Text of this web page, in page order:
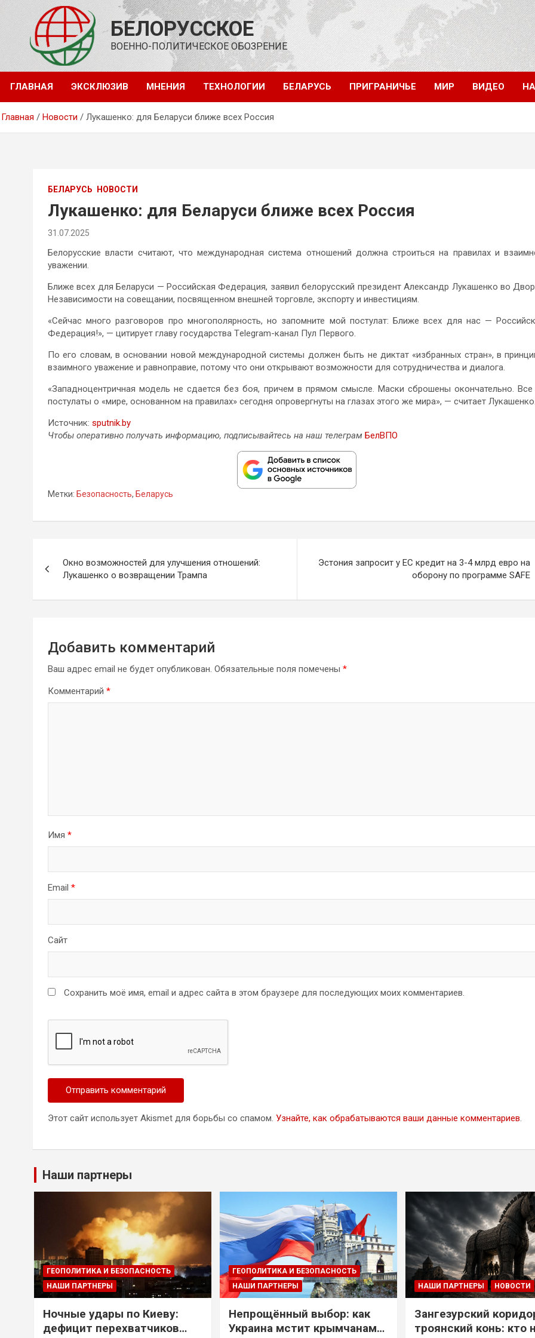
содержимому
БЕЛОРУССКОЕ
ВОЕННО-ПОЛИТИЧЕСКОЕ ОБОЗРЕНИЕ
ГЛАВНАЯ ЭКСКЛЮЗИВ МНЕНИЯ ТЕХНОЛОГИИ БЕЛАРУСЬ ПРИГРАНИЧЬЕ МИР ВИДЕО
Главная Новости Лукашенко: для Беларуси ближе всех Россия
БЕЛАРУСЬ НОВОСТИ
Лукашенко: для Беларуси ближе всех Россия
31.07.2025
Белорусские власти считают, что международная система отношений должна строиться на правилах и
уважении.
Ближе всех для Беларуси — Российская Федерация, заявил белорусский президент Александр Лукашенко во
Независимости на совещании, посвященном внешней торговле, экспорту и инвестициям.
«Сейчас много разговоров про многополярность, но запомните мой постулат: Ближе всех для нас —
Федерация!», — цитирует главу государства Тelegram-канал Пул Первого.
По его словам, в основании новой международной системы должен быть не диктат «избранных стран», в
взаимного уважение и равноправие, потому что они открывают возможности для сотрудничества и диалога.
«Западноцентричная модель не сдается без боя, причем в прямом смысле. Маски сброшены окончательно. Все
постулаты о «мире, основанном на правилах» сегодня опровергнуты на глазах этого же мира», — считает Лукашенко.
Источник: sputnik.by
Чтобы оперативно получать информацию, подписывайтесь на наш телеграм БелВПО
Метки: Безопасность, Беларусь
по
записям
Окно возможностей для улучшения отношений:
Лукашенко о возвращении Трампа
Эстония запросит у ЕС кредит на 3-4 млрд евро на
оборону по программе SAFE
Добавить комментарий
Ваш адрес email не будет опубликован. Обязательные поля помечены *
Комментарий *
Имя *
Email *
Сайт
Сохранить моё имя, email и адрес сайта в этом браузере для последующих моих комментариев.
Этот сайт использует Akismet для борьбы со спамом. Узнайте, как обрабатываются ваши данные комментариев.
Наши партнеры
ГЕОПОЛИТИКА И БЕЗОПАСНОСТЬ
НАШИ ПАРТНЕРЫ
Ночные удары по Киеву:
дефицит перехватчиков
ГЕОПОЛИТИКА И БЕЗОПАСНОСТЬ
НАШИ ПАРТНЕРЫ
Непрощённый выбор: как
Украина мстит крымчанам
НАШИ ПАРТНЕРЫ НОВОСТИ
Зангезурский
троянский конь: кто